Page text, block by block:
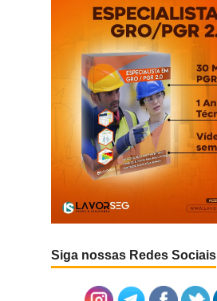
Siga nossas Redes Sociais